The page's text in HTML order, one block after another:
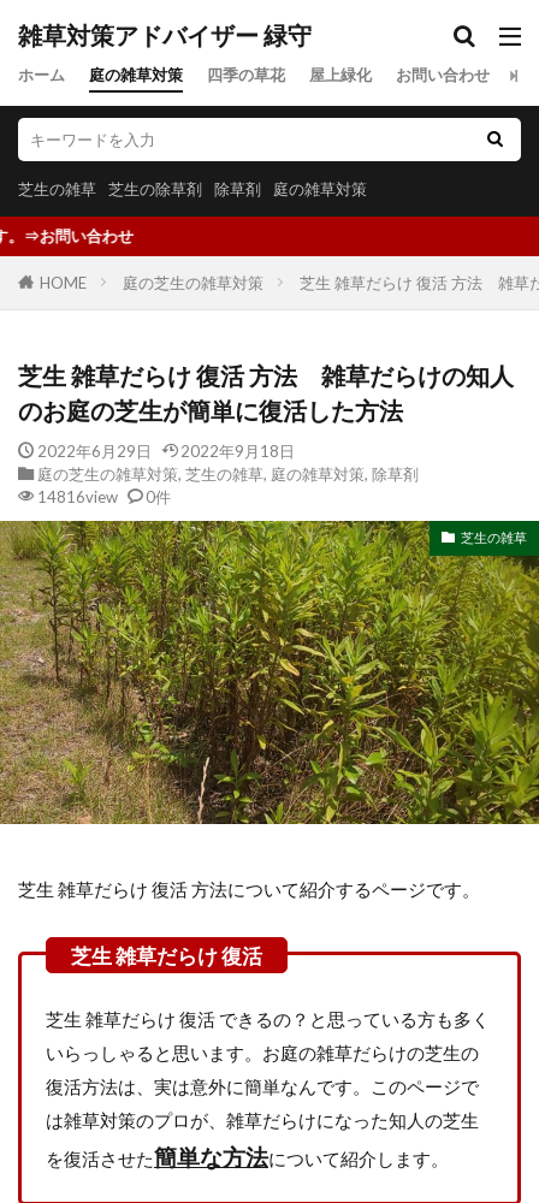
雑草対策アドバイザー 緑守
ホーム 庭の雑草対策 四季の草花 屋上緑化 お問い合わせ プ
芝生の雑草 芝生の除草剤 除草剤 庭の雑草対策
HOME 庭の芝生の雑草対策 芝生 雑草だらけ 復活 方法 雑草
芝生 雑草だらけ 復活 方法 雑草だらけの知人
のお庭の芝生が簡単に復活した方法
2022年6月29日
2022年9月18日
庭の芝生の雑草対策, 芝生の雑草, 庭の雑草対策, 除草剤
14816view
0件
芝生の雑草
芝生 雑草だらけ 復活 方法について紹介するページです。
芝生 雑草だらけ 復活 できるの？と思っている方も多く
いらっしゃると思います。お庭の雑草だらけの芝生の
復活方法は、実は意外に簡単なんです。このページで
は雑草対策のプロが、雑草だらけになった知人の芝生
を復活させた簡単な方法について紹介します。